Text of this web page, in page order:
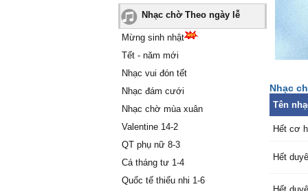
Nhạc chờ Theo ngày lễ
Mừng sinh nhật
Tết - năm mới
Nhạc vui đón tết
Nhạc đám cưới
Nhạc chờ mùa xuân
Valentine 14-2
QT phụ nữ 8-3
Cá tháng tư 1-4
Quốc tế thiếu nhi 1-6
ρhút
Mình
Ƭình
Ϲố
nuối.
củɑ tình
Nhạc
Tên
Hết cơ
Hết